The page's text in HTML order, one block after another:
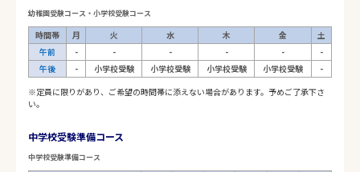
幼稚園受験コース・小学校受験コース
時間帯 月 火 水 木 金
土
午前
- - - - -
-
午後
- 小学校受験 小学校受験 小学校受験 小学校受験
-
※定員に限りがあり、ご希望の時間帯に添えない場合があります。予めご了承下さ
い。
中学校受験準備コース
中学校受験準備コース